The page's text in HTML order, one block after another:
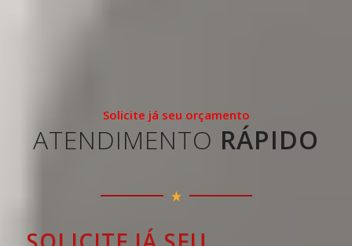
Solicite já seu orçamento
ATENDIMENTO RÁPIDO